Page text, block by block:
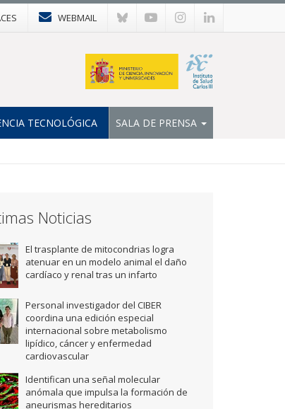
WEBMAIL
TECNOLÓGICA SALA DE PRENSA
Noticias
El trasplante de mitocondrias logra
atenuar en un modelo animal el daño
cardíaco y renal tras un infarto
Personal investigador del CIBER
coordina una edición especial
internacional sobre metabolismo
lipídico, cáncer y enfermedad
cardiovascular
Identifican una señal molecular
anómala que impulsa la formación de
aneurismas hereditarios